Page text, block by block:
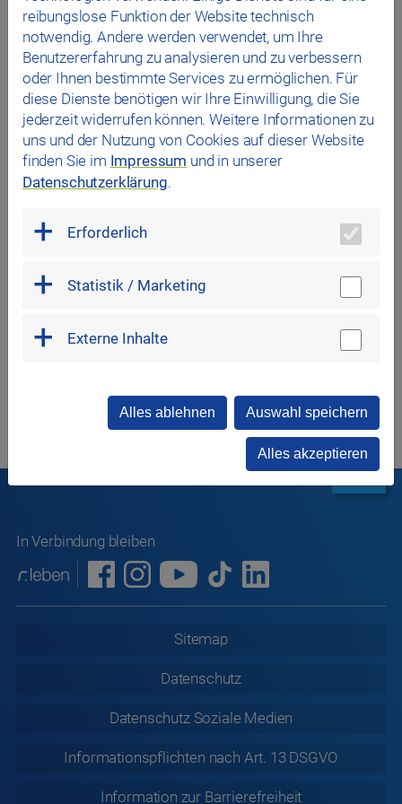
Kontaktaufnahme per Mail an info@rewag.de oder
kundenservice@rewag.de oder per WhatsApp unter T
0941 601-2244 möglich. Viele Informationen und
Services stehen zudem auf der Homepage rewag.de
sowie im Kundenportal, zu dem man über die Homepage
mit einem Klick gelangt, permanent zur Verfügung. Die
Entstörungsdienste für Strom, Telefon 0941 601-3555,
und Gas / Wasser, Telefon 0941 601-3444, sind
uneingeschränkt erreichbar.
In Verbindung bleiben
Sitemap
Datenschutz
Datenschutz Soziale Medien
Informationspflichten nach Art. 13 DSGVO
Information zur Barrierefreiheit
reibungslose Funktion der Website technisch
notwendig. Andere werden verwendet, um Ihre
Benutzererfahrung zu analysieren und zu verbessern
oder Ihnen bestimmte Services zu ermöglichen. Für
diese Dienste benötigen wir Ihre Einwilligung, die Sie
jederzeit widerrufen können. Weitere Informationen zu
uns und der Nutzung von Cookies auf dieser Website
finden Sie im Impressum und in unserer
Datenschutzerklärung.
Erforderlich
Statistik / Marketing
Externe Inhalte
Alles ablehnen Auswahl speichern
Alles akzeptieren